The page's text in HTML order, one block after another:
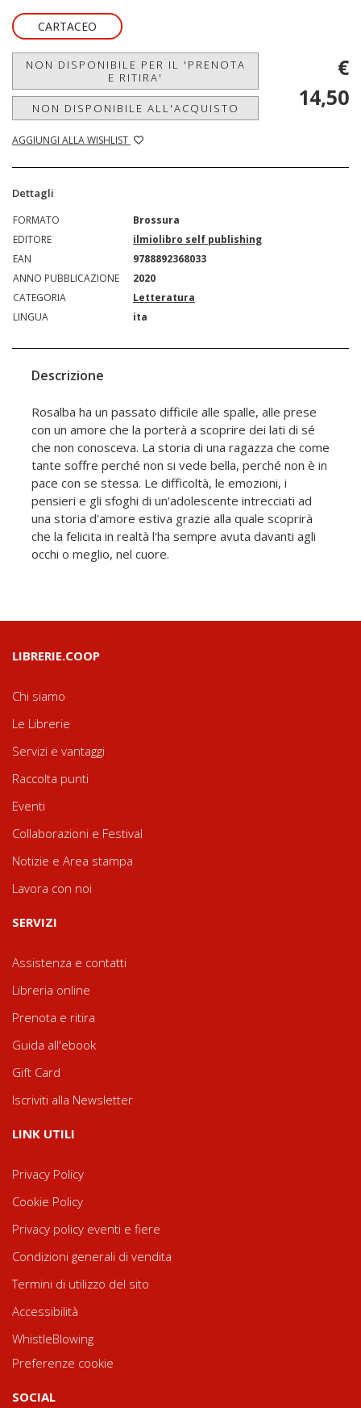
CARTACEO
NON DISPONIBILE PER IL 'PRENOTA
E RITIRA'
NON DISPONIBILE ALL'ACQUISTO
AGGIUNGI ALLA WISHLIST
€
14,50
Dettagli
FORMATO
Brossura
EDITORE
ilmiolibro self publishing
EAN
9788892368033
ANNO PUBBLICAZIONE
2020
CATEGORIA
Letteratura
LINGUA
ita
Descrizione
Rosalba ha un passato difficile alle spalle, alle prese
con un amore che la porterà a scoprire dei lati di sé
che non conosceva. La storia di una ragazza che come
tante soffre perché non si vede bella, perché non è in
pace con se stessa. Le difficoltà, le emozioni, i
pensieri e gli sfoghi di un'adolescente intrecciati ad
una storia d'amore estiva grazie alla quale scoprirà
che la felicita in realtà l'ha sempre avuta davanti agli
occhi o meglio, nel cuore.
LIBRERIE.COOP
Chi siamo
Le Librerie
Servizi e vantaggi
Raccolta punti
Eventi
Collaborazioni e Festival
Notizie e Area stampa
Lavora con noi
SERVIZI
Assistenza e contatti
Libreria online
Prenota e ritira
Guida all'ebook
Gift Card
Iscriviti alla Newsletter
LINK UTILI
Privacy Policy
Cookie Policy
Privacy policy eventi e fiere
Condizioni generali di vendita
Termini di utilizzo del sito
Accessibilità
WhistleBlowing
Preferenze cookie
SOCIAL